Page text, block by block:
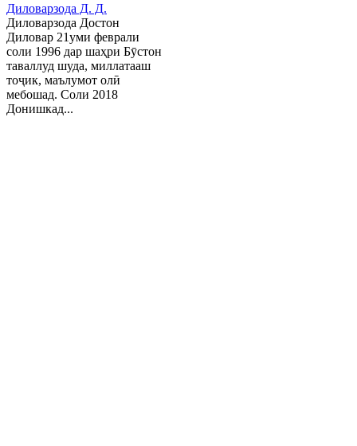
Диловарзода Д. Д.
Диловарзода Достон
Диловар 21уми феврали
соли 1996 дар шаҳри Бӯстон
таваллуд шуда, миллатааш
тоҷик, маълумот олӣ
мебошад. Соли 2018
Донишкад...